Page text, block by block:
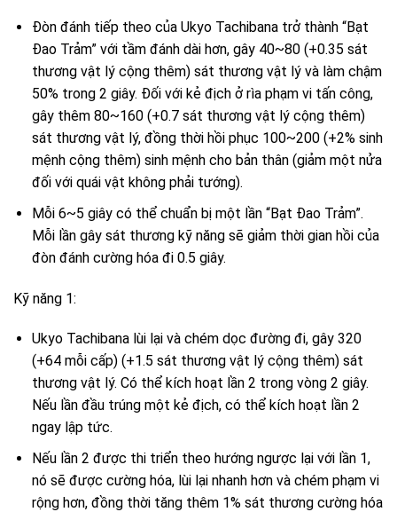
Đòn đánh tiếp theo của Ukyo Tachibana trở thành “Bạt
Đao Trảm” với tầm đánh dài hơn, gây 40~80 (+0.35 sát
thương vật lý cộng thêm) sát thương vật lý và làm chậm
50% trong 2 giây. Đối với kẻ địch ở rìa phạm vi tấn công,
gây thêm 80~160 (+0.7 sát thương vật lý cộng thêm)
sát thương vật lý, đồng thời hồi phục 100~200 (+2% sinh
mệnh cộng thêm) sinh mệnh cho bản thân (giảm một nửa
đối với quái vật không phải tướng).
Mỗi 6~5 giây có thể chuẩn bị một lần “Bạt Đao Trảm”.
Mỗi lần gây sát thương kỹ năng sẽ giảm thời gian hồi của
đòn đánh cường hóa đi 0.5 giây.
Kỹ năng 1:
Ukyo Tachibana lùi lại và chém dọc đường đi, gây 320
(+64 mỗi cấp) (+1.5 sát thương vật lý cộng thêm) sát
thương vật lý. Có thể kích hoạt lần 2 trong vòng 2 giây.
Nếu lần đầu trúng một kẻ địch, có thể kích hoạt lần 2
ngay lập tức.
Nếu lần 2 được thi triển theo hướng ngược lại với lần 1,
nó sẽ được cường hóa, lùi lại nhanh hơn và chém phạm vi
rộng hơn, đồng thời tăng thêm 1% sát thương cường hóa